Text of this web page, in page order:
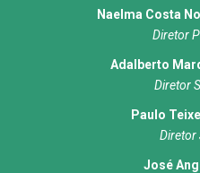
Naelma Costa
Diretor
Adalberto
Diretor
Paulo
Diretor
José